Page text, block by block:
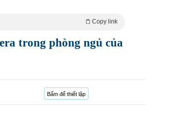
Copy link
trong phòng ngủ của
Bấm để thiết lập